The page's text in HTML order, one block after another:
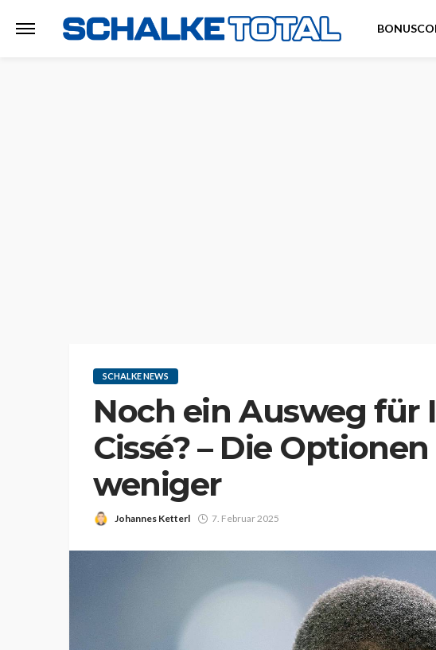
SCHALKE NEWS
Noch ein Ausweg für
Cissé? – Die
weniger
Johannes Ketterl 7. Februar 2025